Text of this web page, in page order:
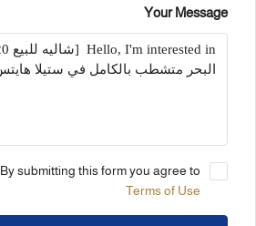
Your Message
By submitting this form you agree to:
Terms of Use